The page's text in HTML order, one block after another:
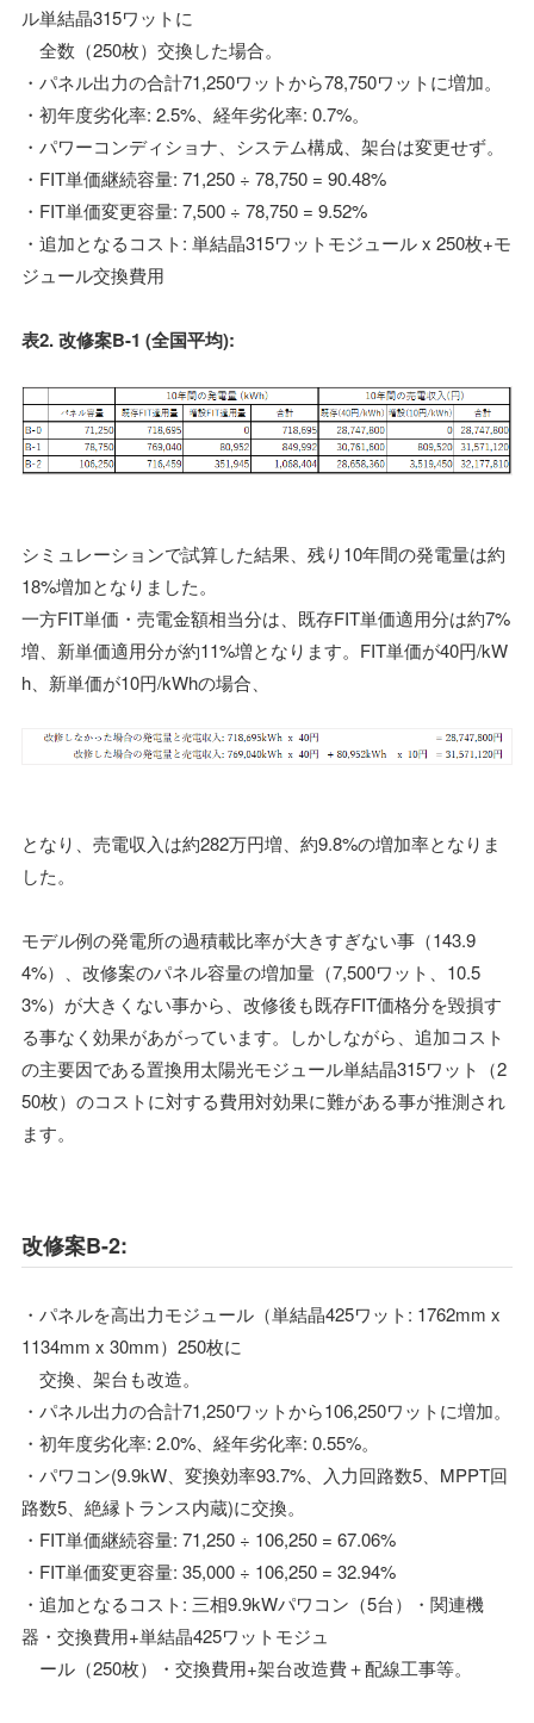
ル単結晶315ワットに
全数（250枚）交換した場合。
・パネル出力の合計71,250ワットから78,750ワットに増加。
・初年度劣化率: 2.5%、経年劣化率: 0.7%。
・パワーコンディショナ、システム構成、架台は変更せず。
・FIT単価継続容量: 71,250 ÷ 78,750 = 90.48%
・FIT単価変更容量: 7,500 ÷ 78,750 = 9.52%
・追加となるコスト: 単結晶315ワットモジュール x 250枚+モ
ジュール交換費用
表2. 改修案B-1 (全国平均):
シミュレーションで試算した結果、残り10年間の発電量は約
18%増加となりました。
一方FIT単価・売電金額相当分は、既存FIT単価適用分は約7%
増、新単価適用分が約11%増となります。FIT単価が40円/kW
h、新単価が10円/kWhの場合、
となり、売電収入は約282万円増、約9.8%の増加率となりま
した。
モデル例の発電所の過積載比率が大きすぎない事（143.9
4%）、改修案のパネル容量の増加量（7,500ワット、10.5
3%）が大きくない事から、改修後も既存FIT価格分を毀損す
る事なく効果があがっています。しかしながら、追加コスト
の主要因である置換用太陽光モジュール単結晶315ワット（2
50枚）のコストに対する費用対効果に難がある事が推測され
ます。
改修案B-2:
・パネルを高出力モジュール（単結晶425ワット: 1762mm x
1134mm x 30mm）250枚に
交換、架台も改造。
・パネル出力の合計71,250ワットから106,250ワットに増加。
・初年度劣化率: 2.0%、経年劣化率: 0.55%。
・パワコン(9.9kW、変換効率93.7%、入力回路数5、MPPT回
路数5、絶縁トランス内蔵)に交換。
・FIT単価継続容量: 71,250 ÷ 106,250 = 67.06%
・FIT単価変更容量: 35,000 ÷ 106,250 = 32.94%
・追加となるコスト: 三相9.9kWパワコン（5台）・関連機
器・交換費用+単結晶425ワットモジュ
ール（250枚）・交換費用+架台改造費＋配線工事等。